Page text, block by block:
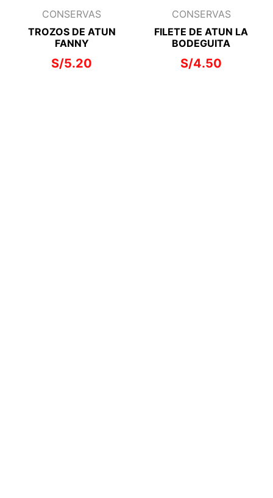
CONSERVAS
TROZOS DE ATUN
FANNY
S/5.20
CONSERVAS
FILETE DE ATUN LA
BODEGUITA
S/4.50